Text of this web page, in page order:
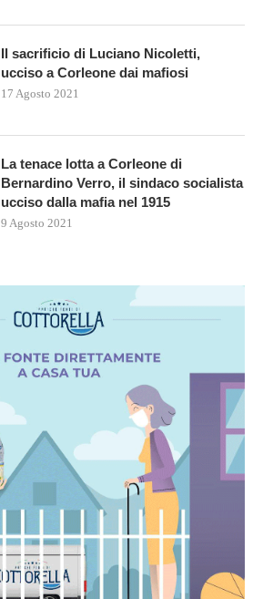
Il sacrificio di Luciano Nicoletti,
ucciso a Corleone dai mafiosi
17 Agosto 2021
La tenace lotta a Corleone di
Bernardino Verro, il sindaco socialista
ucciso dalla mafia nel 1915
9 Agosto 2021